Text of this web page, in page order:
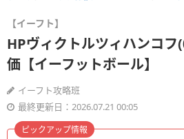
【イーフト】
HPヴィクトルツィハンコ
価【イーフットボール】
イーフト攻略班
最終更新日：2026.07.21 00:05
ピックアップ情報